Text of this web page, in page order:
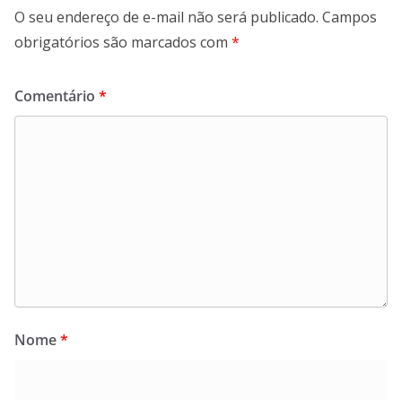
O seu endereço de e-mail não será publicado. Campos
obrigatórios são marcados com *
Comentário *
Nome*